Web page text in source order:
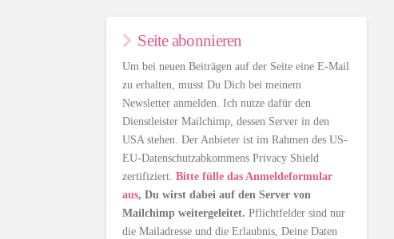
Seite abonnieren
Um bei neuen Beiträgen auf der Seite eine E-Mail
zu erhalten, musst Du Dich bei meinem
Newsletter anmelden. Ich nutze dafür den
Dienstleister Mailchimp, dessen Server in den
USA stehen. Der Anbieter ist im Rahmen des US-
EU-Datenschutzabkommens Privacy Shield
zertifiziert.Bitte fülle das Anmeldeformular
aus, Du wirst dabei auf den Server von
Mailchimp weitergeleitet. Pflichtfelder sind nur
die Mailadresse und die Erlaubnis, Deine Daten